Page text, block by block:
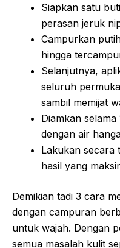
Siapkan satu
perasan jeruk
Campurkan
hingga
Selanjutnya,
seluruh
sambil memijat
Diamkan
dengan air
Lakukan secara
hasil yang
Demikian tadi 3 cara
dengan campuran
untuk wajah. Dengan
semua masalah kulit